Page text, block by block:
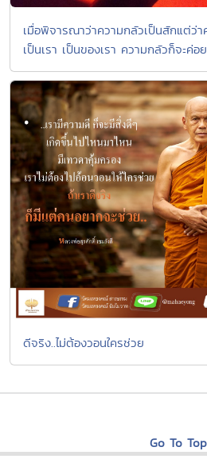
เมื่อพิจารณาว่าความกลัวเป็นสักแต่ว่
เป็นเรา เป็นของเรา ความกลัวก็จะค่อ
ดีจริง..ไม่ต้องวอนใครช่วย
Go To Top